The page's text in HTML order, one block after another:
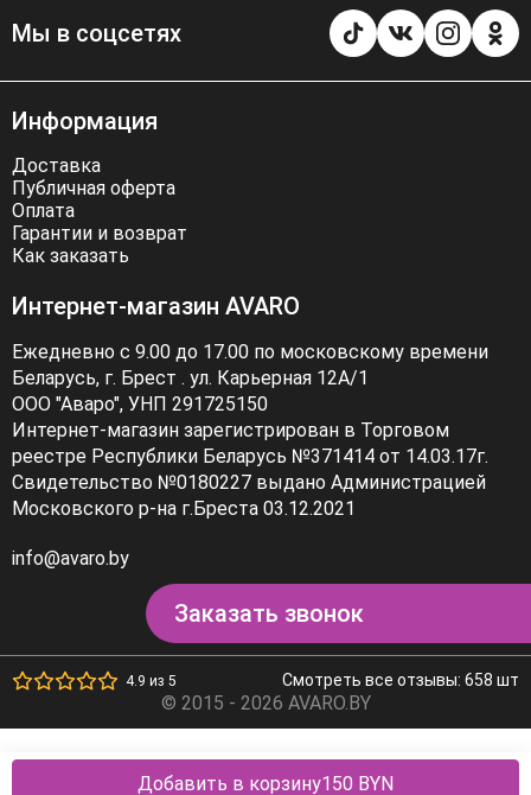
Добавить в корзину150 BYN
Мы в соцсетях
Информация
Доставка
Публичная оферта
Оплата
Гарантии и возврат
Как заказать
Интернет-магазин AVARO
Ежедневно с 9.00 до 17.00 по московскому времени
Беларусь, г. Брест . ул. Карьерная 12А/1
ООО "Аваро", УНП 291725150
Интернет-магазин зарегистрирован в Торговом
реестре Республики Беларусь №371414 от 14.03.17г.
Свидетельство №0180227 выдано Администрацией
Московского р-на г.Бреста 03.12.2021
info@avaro.by
Заказать звонок
4.9 из 5 Смотреть все отзывы: 658 шт
© 2015 - 2026 AVARO.BY